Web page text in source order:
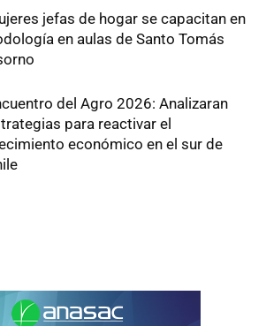
jefas de hogar se capacitan en
en aulas de Santo Tomás
del Agro 2026: Analizaran
para reactivar el
económico en el sur de